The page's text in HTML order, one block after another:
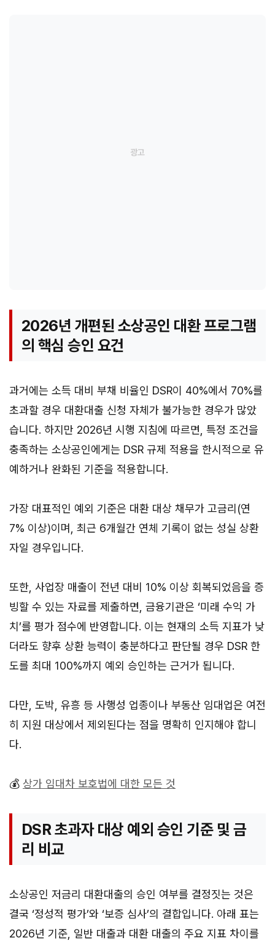
2026년 개편된 소상공인 대환 프로그램
의 핵심 승인 요건
과거에는 소득 대비 부채 비율인 DSR이 40%에서 70%를
초과할 경우 대환대출 신청 자체가 불가능한 경우가 많았
습니다. 하지만 2026년 시행 지침에 따르면, 특정 조건을
충족하는 소상공인에게는 DSR 규제 적용을 한시적으로 유
예하거나 완화된 기준을 적용합니다.
가장 대표적인 예외 기준은 대환 대상 채무가 고금리(연
7% 이상)이며, 최근 6개월간 연체 기록이 없는 성실 상환
자일 경우입니다.
또한, 사업장 매출이 전년 대비 10% 이상 회복되었음을 증
빙할 수 있는 자료를 제출하면, 금융기관은 ‘미래 수익 가
치’를 평가 점수에 반영합니다. 이는 현재의 소득 지표가 낮
더라도 향후 상환 능력이 충분하다고 판단될 경우 DSR 한
도를 최대 100%까지 예외 승인하는 근거가 됩니다.
다만, 도박, 유흥 등 사행성 업종이나 부동산 임대업은 여전
히 지원 대상에서 제외된다는 점을 명확히 인지해야 합니
다.
💰 상가 임대차 보호법에 대한 모든 것
DSR 초과자 대상 예외 승인 기준 및 금
리 비교
소상공인 저금리 대환대출의 승인 여부를 결정짓는 것은
결국 ‘정성적 평가’와 ‘보증 심사’의 결합입니다. 아래 표는
2026년 기준, 일반 대출과 대환 대출의 주요 지표 차이를